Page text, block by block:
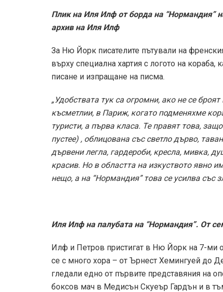
Плик на Иля Илф от борда на “Нормандия”
архив на Иля Илф
За Ню Йорк писателите пътували на
върху специална хартия с логото на кораба,
писане и изпращане на писма.
„Удобствата тук са огромни, ако не се
късметлии, в Париж, когато подменяхме
туристи, а първа класа. Те правят това,
пустее) , облицована със светло дърво,
дървени легла, гардероби, кресла, мивка,
красив. Но в областта на изкуството явно
нещо, а на “Нормандия” това се усилва със
Иля Илф на палубата на “Нормандия”. От
Илф и Петров пристигат в Ню Йорк на 7-ми
се с много хора – от Ърнест Хемингуей до
гледали едно от първите представяния на
боксов мач в Медисън Скуеър Гардън и в